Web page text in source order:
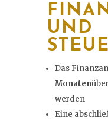
UND
Das
Monaten
werden
Eine